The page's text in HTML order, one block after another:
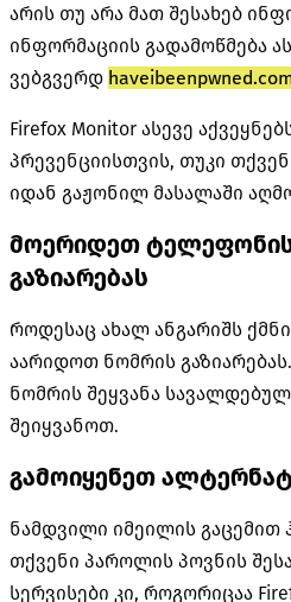
არის თუ არა მათ შესახებ
ინფორმაციის გადამოწმება
ვებგვერდ
Firefox Monitor ასევე
პრევენციისთვის, თუკი
იდან გაჟონილ მასალაში
მოერიდეთ
გაზიარებას
როდესაც ახალ ანგარიშს
აარიდოთ ნომრის
ნომრის შეყვანა
შეიყვანოთ.
გამოიყენეთ
ნამდვილი იმეილის გაცემით
თქვენი პაროლის პოვნის
სერვისები კი, როგორიცაა